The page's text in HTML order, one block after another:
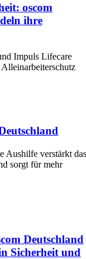
oscom
ihre
Impuls Lifecare
Aushilfe verstärkt das
sorgt für mehr
Deutschland
Sicherheit und